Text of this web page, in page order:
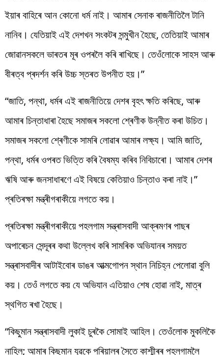
ইয়াৰ বাহিৰে আন কোনো ধৰ্ম নাই। আমাৰ সেনাক ৰাজনীতিলৈ টানি
নানিব। যেতিয়াই এই দেশখন সংকটৰ সন্মুখীন হৈছে, তেতিয়াই আমাৰ
জোৱানসকলে ভাৰতৰ মূৰ ওপৰলৈ কৰি ৰাখিছে। তেওঁলোকে সাহস আৰু
বীৰত্ব প্ৰদৰ্শন কৰি উচ্চ স্তৰত উপনীত হয়।”
“জাতি, পন্থা, ধৰ্মৰ এই ৰাজনীতিয়ে দেশৰ বৃহৎ ক্ষতি কৰিছে, আৰু
আমাৰ চিন্তাধাৰা হৈছে সমাজৰ সকলো শ্ৰেণীক উন্নীত কৰা উচিত।
সমাজৰ সকলো শ্ৰেণীকে সামৰি লোৱাৰ আমাৰ লক্ষ্য। আমি জাতি,
পন্থা, ধৰ্মৰ ওপৰত ভিত্তি কৰি বৈষম্য কৰিব নিবিচাৰো। আমাৰ দেশৰ
ঋষি আৰু জনসাধাৰণে এই বিষয়ে কেতিয়াও চিন্তাও কৰা নাই।”
প্ৰতিৰক্ষা মন্ত্ৰীগৰাকীয়ে লগতে কয়।
প্ৰতিৰক্ষা মন্ত্ৰীগৰাকীয়ে পহলগাম সন্ত্ৰাসবাদী আক্ৰমণৰ পাছৰ
অপাৰেচন সেন্দূৰৰ কথা উল্লেখ কৰি সামৰিক অভিযানৰ সময়ত
সন্ত্ৰাসবাদীৰ আটাইবোৰ ডাঙৰ আত্মগোপন স্থান নিচিহ্ন পেলোৱা বুলি
কয়। তেওঁ লগতে কয় যে অভিযান এতিয়াও শেষ হোৱা নাই, মাত্ৰ
স্থগিত ৰখা হৈছে।
“কিছুমান সন্ত্ৰাসবাদী লুকাই চুৰকৈ সোমাই আহিল। তেওঁলোক মুকলিকৈ
নাহিল; আমাৰ কিছুমান যুৱকে পৰিয়ালৰ সৈতে কাশ্মীৰৰ পহলগামলৈ